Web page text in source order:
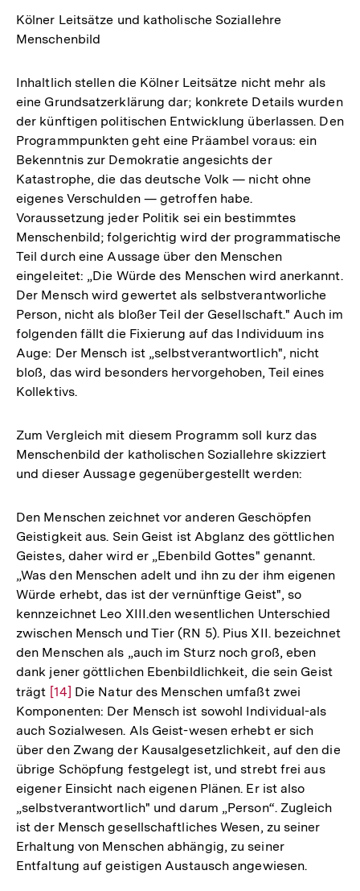
Kölner Leitsätze und katholische Soziallehre
Menschenbild
Inhaltlich stellen die Kölner Leitsätze nicht mehr als
eine Grundsatzerklärung dar; konkrete Details wurden
der künftigen politischen Entwicklung überlassen. Den
Programmpunkten geht eine Präambel voraus: ein
Bekenntnis zur Demokratie angesichts der
Katastrophe, die das deutsche Volk — nicht ohne
eigenes Verschulden — getroffen habe.
Voraussetzung jeder Politik sei ein bestimmtes
Menschenbild; folgerichtig wird der programmatische
Teil durch eine Aussage über den Menschen
eingeleitet: „Die Würde des Menschen wird anerkannt.
Der Mensch wird gewertet als selbstverantworliche
Person, nicht als bloßer Teil der Gesellschaft." Auch im
folgenden fällt die Fixierung auf das Individuum ins
Auge: Der Mensch ist „selbstverantwortlich", nicht
bloß, das wird besonders hervorgehoben, Teil eines
Kollektivs.
Zum Vergleich mit diesem Programm soll kurz das
Menschenbild der katholischen Soziallehre skizziert
und dieser Aussage gegenübergestellt werden:
Den Menschen zeichnet vor anderen Geschöpfen
Geistigkeit aus. Sein Geist ist Abglanz des göttlichen
Geistes, daher wird er „Ebenbild Gottes" genannt.
„Was den Menschen adelt und ihn zu der ihm eigenen
Würde erhebt, das ist der vernünftige Geist", so
kennzeichnet Leo XIII.den wesentlichen Unterschied
zwischen Mensch und Tier (RN 5). Pius XII. bezeichnet
den Menschen als „auch im Sturz noch groß, eben
dank jener göttlichen Ebenbildlichkeit, die sein Geist
trägt Zur
Auflösung
der
Fußnote
[14] Die Natur des Menschen umfaßt zwei
Komponenten: Der Mensch ist sowohl Individual-als
auch Sozialwesen. Als Geist-wesen erhebt er sich
über den Zwang der Kausalgesetzlichkeit, auf den die
übrige Schöpfung festgelegt ist, und strebt frei aus
eigener Einsicht nach eigenen Plänen. Er ist also
„selbstverantwortlich" und darum „Person“. Zugleich
ist der Mensch gesellschaftliches Wesen, zu seiner
Erhaltung von Menschen abhängig, zu seiner
Entfaltung auf geistigen Austausch angewiesen.